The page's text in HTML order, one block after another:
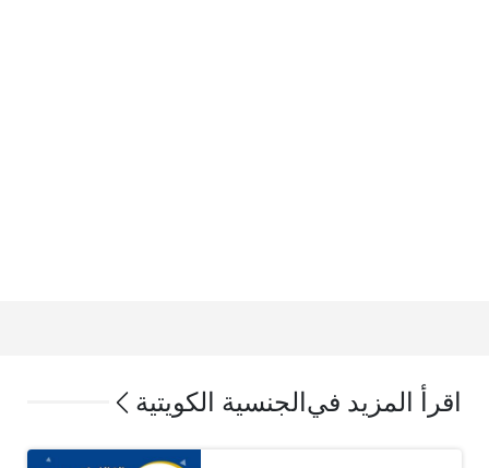
اقرأ المزيد في الجنسية الكويتية